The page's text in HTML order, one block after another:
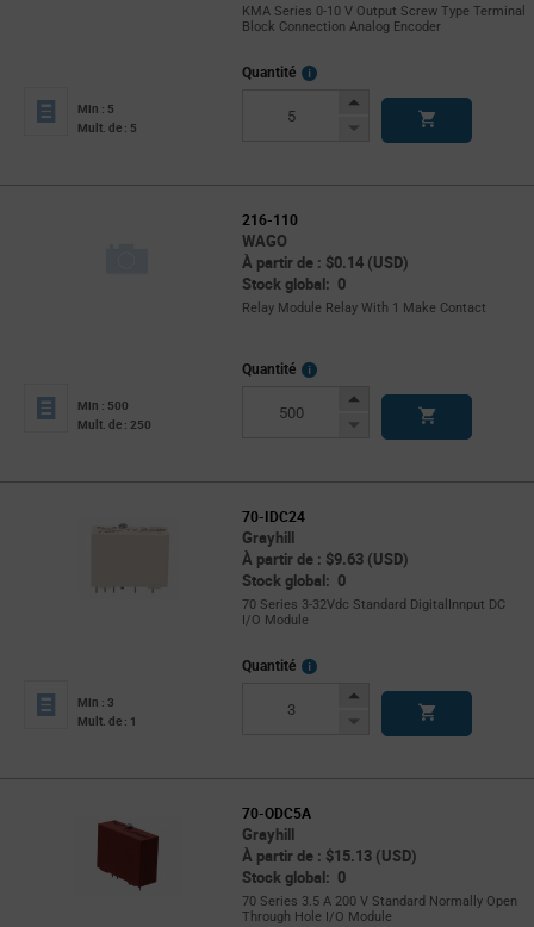
KMA Series 0-10 V Output Screw Type Terminal
Block Connection Analog Encoder
Min : 5
Mult. de : 5
Quantité
More
Increase
Decrease
216-110
WAGO
À partir de : $0.14 (USD)
Stock global: 0
Relay Module Relay With 1 Make Contact
Min : 500
Mult. de : 250
Quantité
More
Increase
Decrease
70-IDC24
Grayhill
À partir de : $9.63 (USD)
Stock global: 0
70 Series 3-32Vdc Standard DigitalInnput DC
I/O Module
Min : 3
Mult. de : 1
Quantité
More
Increase
Decrease
70-ODC5A
Grayhill
À partir de : $15.13 (USD)
Stock global: 0
70 Series 3.5 A 200 V Standard Normally Open
Through Hole I/O Module